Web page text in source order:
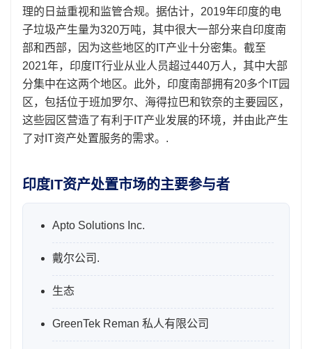
理的日益重视和监管合规。据估计，2019年印度的电
子垃圾产生量为320万吨，其中很大一部分来自印度南
部和西部，因为这些地区的IT产业十分密集。截至
2021年，印度IT行业从业人员超过440万人，其中大部
分集中在这两个地区。此外，印度南部拥有20多个IT园
区，包括位于班加罗尔、海得拉巴和钦奈的主要园区，
这些园区营造了有利于IT产业发展的环境，并由此产生
了对IT资产处置服务的需求。.
印度IT资产处置市场的主要参与者
Apto Solutions Inc.
戴尔公司.
生态
GreenTek Reman 私人有限公司